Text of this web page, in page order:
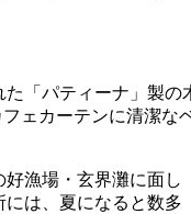
「パティーナ」製
ェカーテンに清潔
漁場・玄界灘に面し
は、夏になると数多